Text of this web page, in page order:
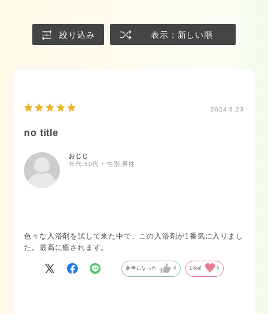
絞り込み 表示：新しい順
2024.6.23
no title
おじじ
年代:50代 性別:男性
色々な入浴剤を試して来た中で、この入浴剤が1番気に入りまし
た。最高に癒されます。
参考になった 0 Like! 0